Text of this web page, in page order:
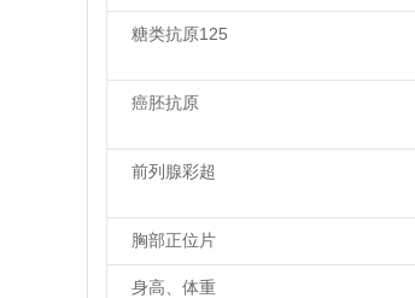
糖类抗原125
癌胚抗原
前列腺彩超
胸部正位片
身高、体重